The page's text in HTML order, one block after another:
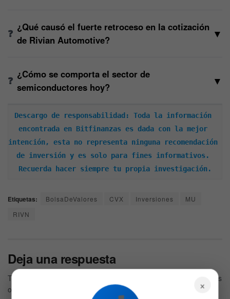
¿Qué causó el fuerte retroceso en la cotización
de Rivian Automotive?
▼
¿Cómo se comporta el sector de
semiconductores hoy?
▼
Descargo de responsabilidad: Toda la información
encontrada en Bitfinanzas es dada con la mejor
intención, esta no representa ninguna recomendación
de inversión y es solo para fines informativos.
Recuerda hacer siempre tu propia investigación.
Etiquetas: BolsaDeValores CVX Inversiones
MU
RIVN
Deja una respuesta
Tu dirección de correo electrónico no será publicada.
Los campos
obligatorios están marcados con
×